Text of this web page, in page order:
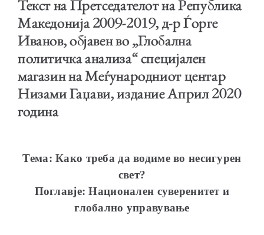
КАБИНЕТ
Текст на Претседателот на Република
Македонија 2009-2019, д-р Ѓорге
Иванов, објавен во „Глобална
политичка анализa“ специјалeн
магазин на Меѓународниот центар
Низами Гаџави, издание Април 2020
година
Тема: Како треба да водиме во несигурен
свет?
Поглавје: Национален суверенитет и
глобално управување